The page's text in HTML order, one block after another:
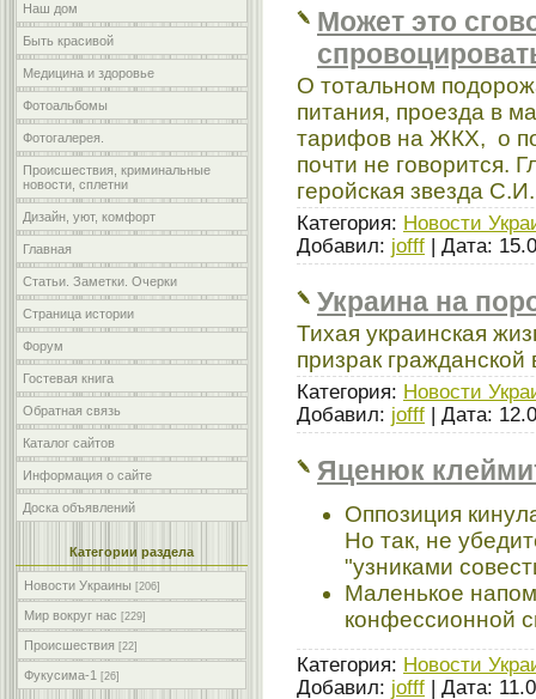
Наш дом
Быть красивой
Медицина и здоровье
Фотоальбомы
Фотогалерея.
Происшествия, криминальные
новости, сплетни
Дизайн, уют, комфорт
Главная
Статьи. Заметки. Очерки
Страница истории
Форум
Гостевая книга
Обратная связь
Каталог сайтов
Информация о сайте
Доска объявлений
Категории раздела
Новости Украины [206]
Мир вокруг нас [229]
Происшествия [22]
Фукусима-1 [26]
Может это
О тотальном
питания, проезда в
тарифов на ЖКХ, о
почти не говорится.
геройская звезда
Категория: Новости
Добавил: jofff | Дата:
Украина на
Тихая украинская
призрак гражданской
Категория: Новости
Добавил: jofff | Дата:
Яценюк
Оппозиция
Но так, не
"узниками
Маленькое
конфессионной
Категория: Новости
Добавил: jofff | Дата: